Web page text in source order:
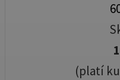
(platí ku